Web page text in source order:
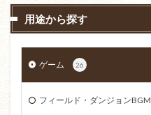
用途から探す
ゲーム 26
フィールド・ダンジョンBGM